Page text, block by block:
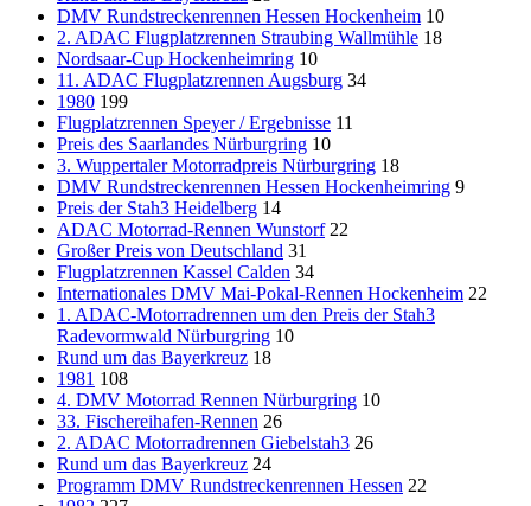
DMV Rundstreckenrennen Hessen Hockenheim 10
2. ADAC Flugplatzrennen Straubing Wallmühle 18
Nordsaar-Cup Hockenheimring 10
11. ADAC Flugplatzrennen Augsburg 34
1980 199
Flugplatzrennen Speyer / Ergebnisse 11
Preis des Saarlandes Nürburgring 10
3. Wuppertaler Motorradpreis Nürburgring 18
DMV Rundstreckenrennen Hessen Hockenheimring 9
Preis der Stah3 Heidelberg 14
ADAC Motorrad-Rennen Wunstorf 22
Großer Preis von Deutschland 31
Flugplatzrennen Kassel Calden 34
Internationales DMV Mai-Pokal-Rennen Hockenheim 22
1. ADAC-Motorradrennen um den Preis der Stah3
Radevormwald Nürburgring 10
Rund um das Bayerkreuz 18
1981 108
4. DMV Motorrad Rennen Nürburgring 10
33. Fischereihafen-Rennen 26
2. ADAC Motorradrennen Giebelstah3 26
Rund um das Bayerkreuz 24
Programm DMV Rundstreckenrennen Hessen 22